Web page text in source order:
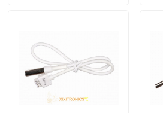
Termistory z powłoką
Czujniki AGD